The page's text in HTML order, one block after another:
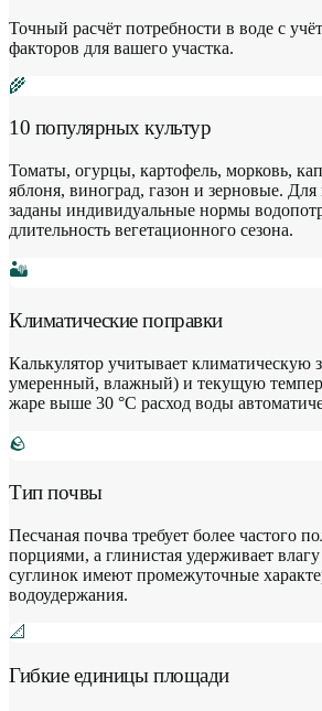
Точный расчёт потребности в воде с
факторов для вашего участка.
🌾
10 популярных культур
Томаты, огурцы, картофель, морковь,
яблоня, виноград, газон и зерновые.
заданы индивидуальные нормы
длительность вегетационного сезона.
🏜
Климатические поправки
Калькулятор учитывает климатическую
умеренный, влажный) и текущую
жаре выше 30 °C расход воды
🪨
Тип почвы
Песчаная почва требует более частого
порциями, а глинистая удерживает
суглинок имеют промежуточные
водоудержания.
📐
Гибкие единицы площади